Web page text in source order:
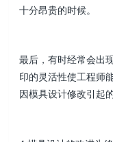
十分昂贵的时候。
最后，有时经常会出
印的灵活性使工程师
因模具设计修改引起